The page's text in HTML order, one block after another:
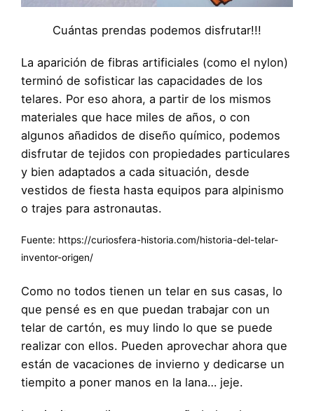
Cuántas prendas podemos disfrutar!!!
La aparición de fibras artificiales (como el nylon)
terminó de sofisticar las capacidades de los
telares. Por eso ahora, a partir de los mismos
materiales que hace miles de años, o con
algunos añadidos de diseño químico, podemos
disfrutar de tejidos con propiedades particulares
y bien adaptados a cada situación, desde
vestidos de fiesta hasta equipos para alpinismo
o trajes para astronautas.
Fuente: https://curiosfera-historia.com/historia-del-telar-
inventor-origen/
Como no todos tienen un telar en sus casas, lo
que pensé es en que puedan trabajar con un
telar de cartón, es muy lindo lo que se puede
realizar con ellos. Pueden aprovechar ahora que
están de vacaciones de invierno y dedicarse un
tiempito a poner manos en la lana… jeje.